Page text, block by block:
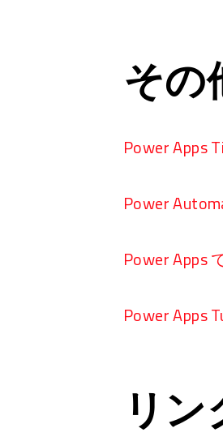
その
Power Apps
Power
Power Apps
Power Apps
リン